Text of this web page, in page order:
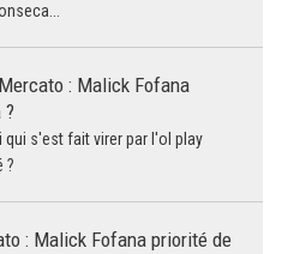
: Malick Fofana
?
qui s'est fait virer par l'ol play
?
: Malick Fofana priorité de